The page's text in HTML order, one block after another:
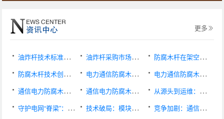
更多
油炸杆技术标准持续完善 绿色防腐工艺加速行业升级 油炸杆采购市场持续活跃 框架化集中采购成主流模式
防腐木杆在架空线路中的综合优势凸显 标准化应用助推工程品质提升
防腐木杆技术创新赋能复杂地形线路建设 产品性能实现新突破
电力通信防腐木杆采购市场活跃 框架化集约采购成主流
电力通信防腐木杆行业标准体系持续完善 环保创新加速技术转型
通信电力防腐木杆采购市场活跃 集约化采购与环保转型成行业主旋律
通信电力防腐木杆行业向技术标准化迈进 绿色创新路径渐趋清晰
从源头到运维：防腐木杆在现代线路工程中的全生命周期管理
守护电网“脊梁”：探析电力通讯防腐木杆的选材与处理工艺
技术破局：模块化连接专利破解行业痛点
竞争加剧：通信运营商集采项目淘汰率居高不下